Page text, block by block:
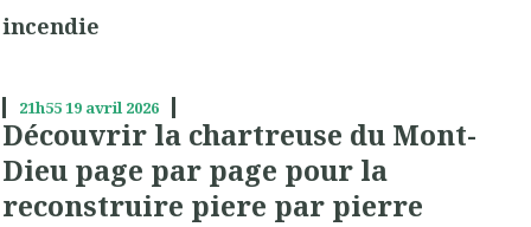
incendie
21h5519 avril 2026
Découvrir la chartreuse du Mont-
Dieu page par page pour la
reconstruire piere par pierre